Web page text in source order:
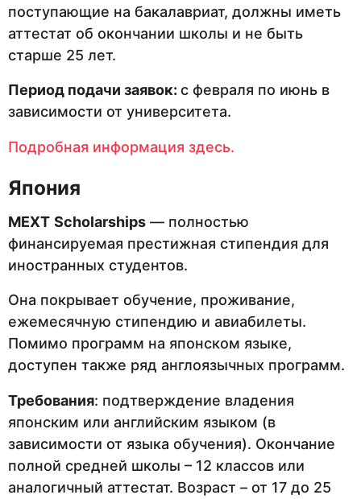
поступающие на бакалавриат, должны иметь
аттестат об окончании школы и не быть
старше 25 лет.
Период подачи заявок: с февраля по июнь в
зависимости от университета.
Подробная информация здесь.
Япония
MEXT Scholarships — полностью
финансируемая престижная стипендия для
иностранных студентов.
Она покрывает обучение, проживание,
ежемесячную стипендию и авиабилеты.
Помимо программ на японском языке,
доступен также ряд англоязычных программ.
Требования: подтверждение владения
японским или английским языком (в
зависимости от языка обучения). Окончание
полной средней школы – 12 классов или
аналогичный аттестат. Возраст – от 17 до 25